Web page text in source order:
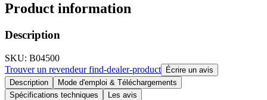
Product information
Description
SKU: B04500
Trouver un revendeurfind-dealer-product
Écrire un avis
Description
Mode d'emploi & Téléchargements
Spécifications techniques
Les avis